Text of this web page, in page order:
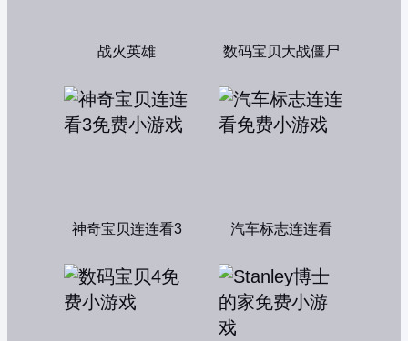
战火英雄 数码宝贝大战僵尸
神奇宝贝连连看3 汽车标志连连看